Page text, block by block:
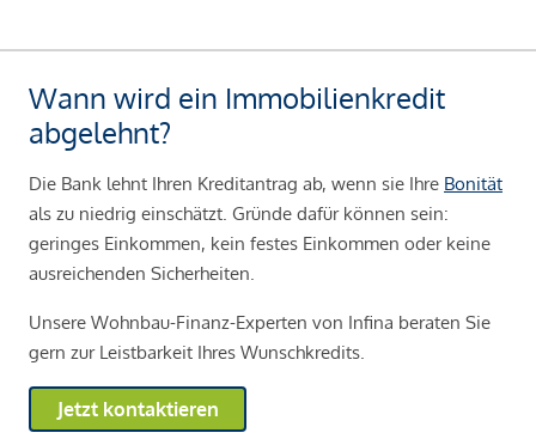
Wann wird ein Immobilienkredit
abgelehnt?
Die Bank lehnt Ihren Kreditantrag ab, wenn sie Ihre Bonität
als zu niedrig einschätzt. Gründe dafür können sein:
geringes Einkommen, kein festes Einkommen oder keine
ausreichenden Sicherheiten.
Unsere Wohnbau-Finanz-Experten von Infina beraten Sie
gern zur Leistbarkeit Ihres Wunschkredits.
Jetzt kontaktieren